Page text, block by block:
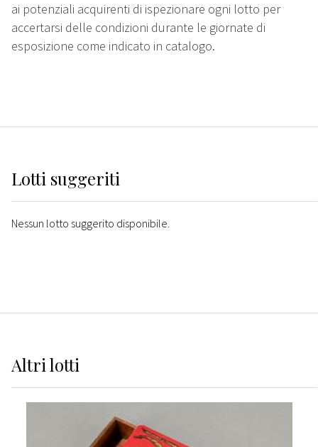
ai potenziali acquirenti di ispezionare ogni lotto per
accertarsi delle condizioni durante le giornate di
esposizione come indicato in catalogo.
Lotti suggeriti
Nessun lotto suggerito disponibile.
Altrilotti